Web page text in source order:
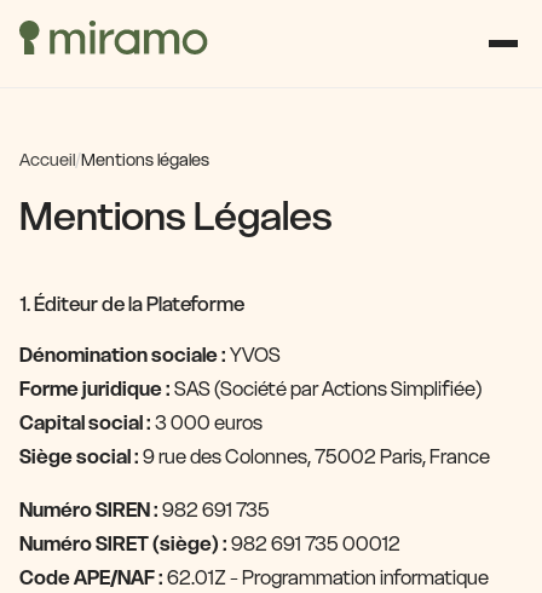
Accueil/Mentions légales
Mentions Légales
1. Éditeur de la Plateforme
Dénomination sociale : YVOS
Forme juridique : SAS (Société par Actions Simplifiée)
Capital social : 3 000 euros
Siège social : 9 rue des Colonnes, 75002 Paris, France
Numéro SIREN : 982 691 735
Numéro SIRET (siège) : 982 691 735 00012
Code APE/NAF : 62.01Z - Programmation informatique